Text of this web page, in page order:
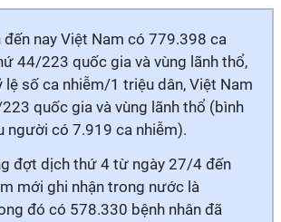
nay Việt Nam có 779.398 ca
44/223 quốc gia và vùng lãnh thổ,
số ca nhiễm/1 triệu dân, Việt Nam
quốc gia và vùng lãnh thổ (bình
người có 7.919 ca nhiễm).
đợt dịch thứ 4 từ ngày 27/4 đến
mới ghi nhận trong nước là
đó có 578.330 bệnh nhân đã